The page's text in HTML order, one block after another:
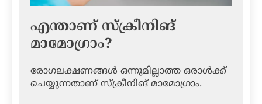
എന്താണ് സ്‌ക്രീനിങ്
മാമോഗ്രാം?
രോഗലക്ഷണങ്ങള്‍ ഒന്നുമില്ലാത്ത ഒരാള്‍ക്ക്
ചെയ്യുന്നതാണ് സ്‌ക്രീനിങ് മാമോഗ്രാം.